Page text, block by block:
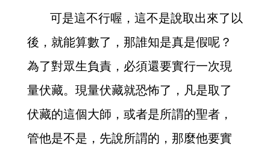
可是這不行喔，這不是說取出來了以
後，就能算數了，那誰知是真是假呢？
為了對眾生負責，必須還要實行一次現
量伏藏。現量伏藏就恐怖了，凡是取了
伏藏的這個大師，或者是所謂的聖者，
管他是不是，先說所謂的，那麼他要實